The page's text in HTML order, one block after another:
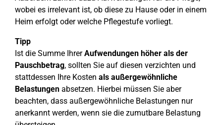
wobei es irrelevant ist, ob diese zu Hause oder in einem
Heim erfolgt oder welche Pflegestufe vorliegt.
Tipp
Ist die Summe IhrerAufwendungen höher als der
Pauschbetrag, sollten Sie auf diesen verzichten und
stattdessen Ihre Kosten als außergewöhnliche
Belastungen absetzen. Hierbei müssen Sie aber
beachten, dass außergewöhnliche Belastungen nur
anerkannt werden, wenn sie die zumutbare Belastung